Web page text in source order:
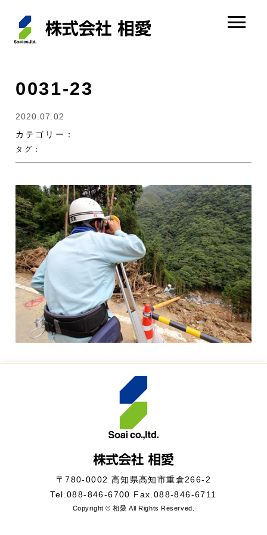
0031-23
2020.07.02
カテゴリー：
タグ：
〒780-0002 高知県高知市重倉266-2
Tel.088-846-6700 Fax.088-846-6711
Copyright © 相愛 All Rights Reserved.